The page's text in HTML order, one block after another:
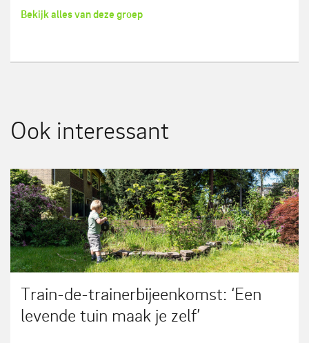
Bekijk alles van deze groep
Ook interessant
Train-de-trainerbijeenkomst: ‘Een
levende tuin maak je zelf’